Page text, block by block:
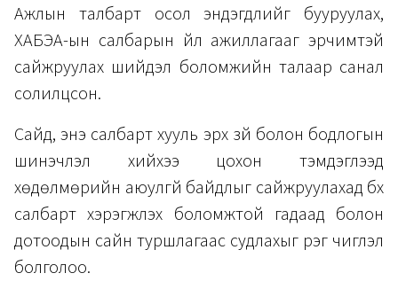
Ажлын талбарт осол эндэгдлийг бууруулах,
ХАБЭА-ын салбарын үйл ажиллагааг эрчимтэй
сайжруулах шийдэл боломжийн талаар санал
солилцсон.
Сайд, энэ салбарт хууль эрх зүй болон бодлогын
шинэчлэл хийхээ цохон тэмдэглээд
хөдөлмөрийн аюулгүй байдлыг сайжруулахад бүх
салбарт хэрэгжүүлэх боломжтой гадаад болон
дотоодын сайн туршлагаас судлахыг үүрэг чиглэл
болголоо.